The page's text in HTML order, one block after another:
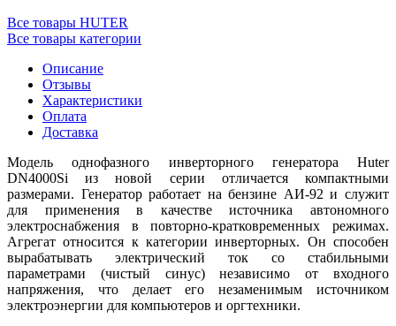
Все товары HUTER
Все товары категории
Описание
Отзывы
Характеристики
Оплата
Доставка
Модель однофазного инверторного генератора Huter
DN4000Si из новой серии отличается компактными
размерами. Генератор работает на бензине АИ-92 и служит
для применения в качестве источника автономного
электроснабжения в повторно-кратковременных режимах.
Агрегат относится к категории инверторных. Он способен
вырабатывать электрический ток со стабильными
параметрами (чистый синус) независимо от входного
напряжения, что делает его незаменимым источником
электроэнергии для компьютеров и оргтехники.